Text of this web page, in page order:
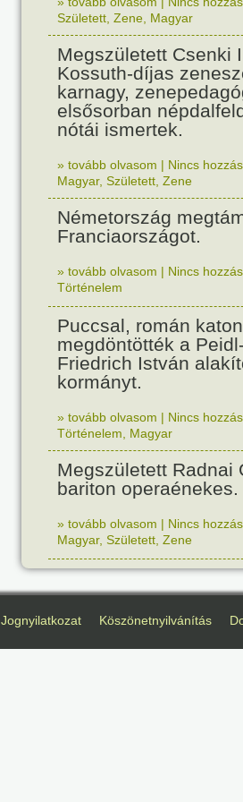
Született Zene Magyar
Megszületett Csenki
Kossuth-díjas
karnagy,
elsősorban
nótái ismertek.
» tovább olvasom | Nincs
Magyar, Született Zene
Németország
Franciaországot.
» tovább olvasom | Nincs
Történelem
Puccsal, román
megdöntötték a
Friedrich István
kormányt.
» tovább olvasom | Nincs
Történelem
Magyar
Megszületett Radnai
bariton operaénekes.
» tovább olvasom | Nincs
Magyar, Született Zene
Jognyilatkozat Köszönetnyilvánítás